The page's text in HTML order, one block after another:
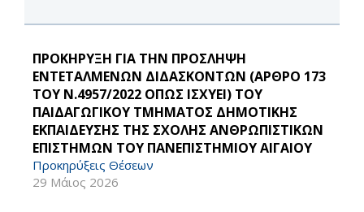
ΠΡΟΚΗΡΥΞΗ ΓΙΑ ΤΗΝ ΠΡΟΣΛΗΨΗ
ΕΝΤΕΤΑΛΜΕΝΩΝ ΔΙΔΑΣΚΟΝΤΩΝ (ΑΡΘΡΟ 173
ΤΟΥ Ν.4957/2022 ΟΠΩΣ ΙΣΧΥΕΙ) ΤΟΥ
ΠΑΙΔΑΓΩΓΙΚΟΥ ΤΜΗΜΑΤΟΣ ΔΗΜΟΤΙΚΗΣ
ΕΚΠΑΙΔΕΥΣΗΣ ΤΗΣ ΣΧΟΛΗΣ ΑΝΘΡΩΠΙΣΤΙΚΩΝ
ΕΠΙΣΤΗΜΩΝ ΤΟΥ ΠΑΝΕΠΙΣΤΗΜΙΟΥ ΑΙΓΑΙΟΥ
Προκηρύξεις Θέσεων
29 Μάιος 2026